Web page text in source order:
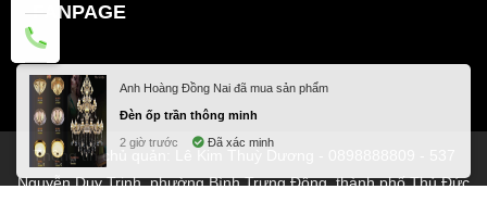
FANPAGE
Thông tin chủ quản: Lê Kim Thuỳ Dương - 0898888809 - 537
Nguyễn Duy Trinh, phường Bình Trưng Đông, thành phố Thủ Đức